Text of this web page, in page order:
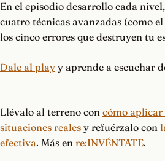
En el episodio desarrollo cada
cuatro técnicas avanzadas (como
los cinco errores que destruyen tu
Dale al play y aprende a escuchar
Llévalo al terreno con cómo aplicar
situaciones reales y refuérzalo con
efectiva. Más en re:INVÉNTATE.